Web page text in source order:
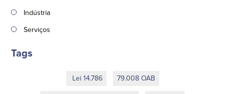
Indústria
Serviços
Tags
Lei 14.786 79.008 OAB